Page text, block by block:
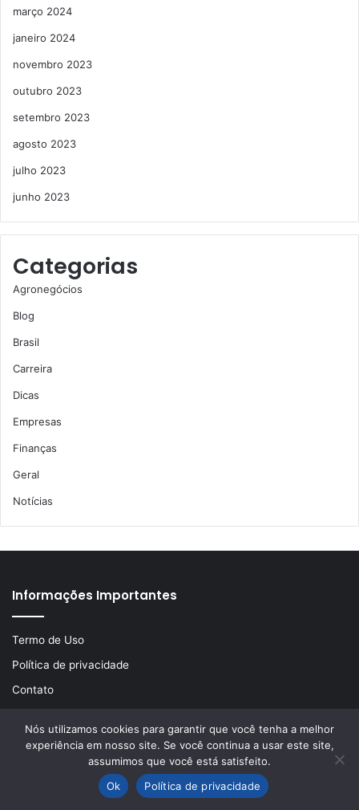
março 2024
janeiro 2024
novembro 2023
outubro 2023
setembro 2023
agosto 2023
julho 2023
junho 2023
Categorias
Agronegócios
Blog
Brasil
Carreira
Dicas
Empresas
Finanças
Geral
Notícias
Informações Importantes
Termo de Uso
Política de privacidade
Contato
© Copyright 2026, Todos os direitos reservados | Desenvolvido
porLA Comunicações
Nós utilizamos cookies para garantir que você tenha a melhor
experiência em nosso site. Se você continua a usar este site,
assumimos que você está satisfeito.
Ok
Política de privacidade